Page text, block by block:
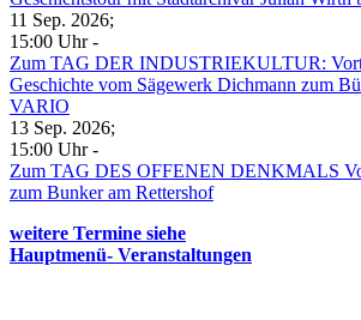
11 Sep. 2026;
15:00 Uhr-
Zum TAG DER INDUSTRIEKULTUR:
Geschichte vom Sägewerk Dichmann zum
VARIO
13 Sep. 2026;
15:00 Uhr-
Zum TAG DES OFFENEN DENKMALS
zum Bunker am Rettershof
weitere Termine siehe
Hauptmenü- Veranstaltungen